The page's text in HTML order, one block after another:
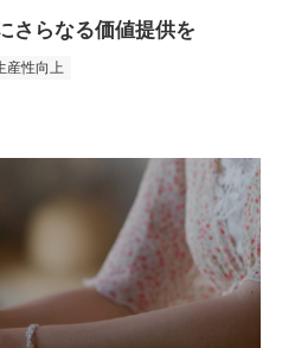
さらなる価値提供を
産性向上